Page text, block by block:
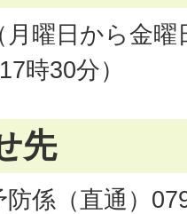
曜日から金曜
時30分）
先
係（直通）